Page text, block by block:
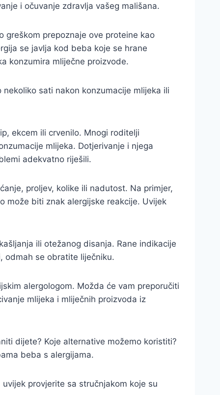
i očuvanje zdravlja vašeg mališana.
greškom prepoznaje ove proteine kao
se javlja kod beba koje se hrane
konzumira mliječne proizvode.
sati nakon konzumacije mlijeka ili
ekcem ili crvenilo. Mnogi roditelji
mlijeka. Dotjerivanje i njega
adekvatno riješili.
proljev, kolike ili nadutost. Na primjer,
može biti znak alergijske reakcije. Uvijek
ili otežanog disanja. Rane indikacije
odmah se obratite liječniku.
alergologom. Možda će vam preporučiti
mlijeka i mliječnih proizvoda iz
dijete? Koje alternative možemo koristiti?
beba s alergijama.
provjerite sa stručnjakom koje su